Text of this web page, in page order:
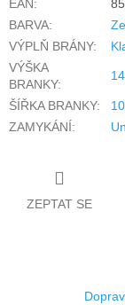
EAN:
BARVA:
VÝPLŇ BRÁNY:
VÝŠKA
BRANKY:
ŠÍŘKA BRANKY:
ZAMYKÁNÍ:
ZEPTAT SE